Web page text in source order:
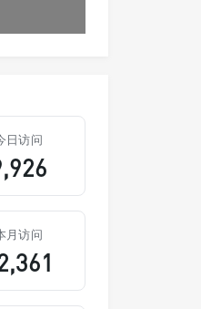
日访问
月访问